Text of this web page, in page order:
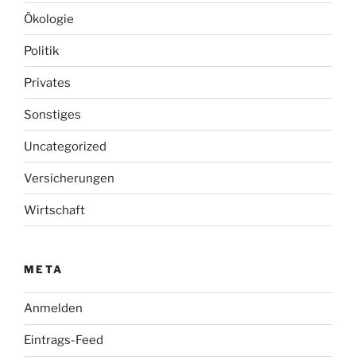
Ökologie
Politik
Privates
Sonstiges
Uncategorized
Versicherungen
Wirtschaft
META
Anmelden
Eintrags-Feed